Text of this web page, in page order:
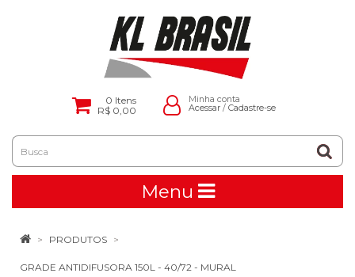
0 Itens
R$ 0,00
Minha conta
Acessar/ Cadastre-se
Menu
PRODUTOS
GRADE ANTIDIFUSORA 150L - 40/72 - MURAL